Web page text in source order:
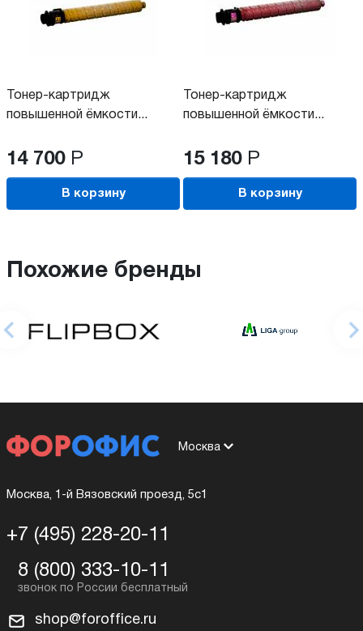
Тонер-картридж
повышенной ёмкости...
14 700 Р
В корзину
Тонер-картридж
повышенной ёмкости...
15 180 Р
В корзину
Похожие бренды
Москва
Москва, 1-й Вязовский проезд, 5с1
+7 (495) 228-20-11
8 (800) 333-10-11
shop@foroffice.ru